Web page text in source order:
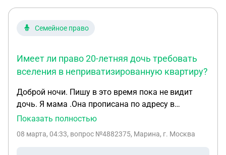
Семейное право
Имеет ли право 20-летняя дочь требовать
вселения в неприватизированную квартиру?
Доброй ночи. Пишу в это время пока не видит
дочь. Я мама .Она прописана по адресу в
неприватизированной квартире, где помимо нее
моя дочь о которой идёт речь. Сейчас мы живём
Показать полностью
08 марта, 04:33, вопрос №4882375, Марина, г. Москва